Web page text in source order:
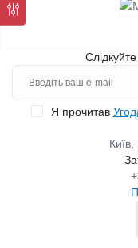
Я прочитав